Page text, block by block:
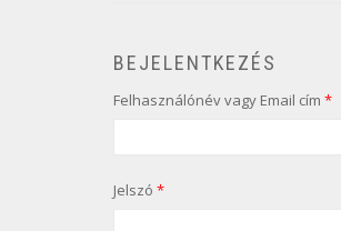
BEJELENTKEZÉS
Felhasználónév vagy Email cím *
Jelszó *